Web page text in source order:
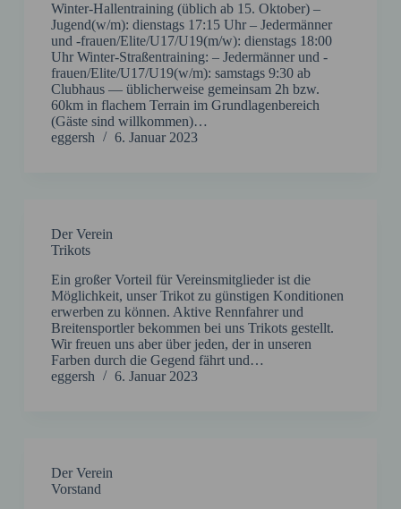
Winter-Hallentraining (üblich ab 15. Oktober) –
Jugend(w/m): dienstags 17:15 Uhr – Jedermänner
und -frauen/Elite/U17/U19(m/w): dienstags 18:00
Uhr Winter-Straßentraining: – Jedermänner und -
frauen/Elite/U17/U19(w/m): samstags 9:30 ab
Clubhaus — üblicherweise gemeinsam 2h bzw.
60km in flachem Terrain im Grundlagenbereich
(Gäste sind willkommen)…
eggersh
6. Januar 2023
Der Verein
Trikots
Ein großer Vorteil für Vereinsmitglieder ist die
Möglichkeit, unser Trikot zu günstigen Konditionen
erwerben zu können. Aktive Rennfahrer und
Breitensportler bekommen bei uns Trikots gestellt.
Wir freuen uns aber über jeden, der in unseren
Farben durch die Gegend fährt und…
eggersh
6. Januar 2023
Der Verein
Vorstand